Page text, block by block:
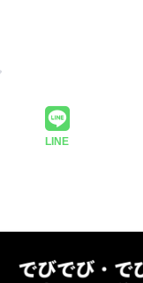
LINE